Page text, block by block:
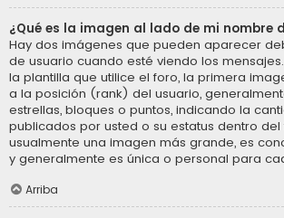
¿Qué es la imagen al lado de mi nombre
Hay dos imágenes que pueden aparecer
de usuario cuando esté viendo los
la plantilla que utilice el foro, la primera
a la posición (rank) del usuario,
estrellas, bloques o puntos, indicando la
publicados por usted o su estatus dentro del
usualmente una imagen más grande, es
y generalmente es única o personal para
Arriba